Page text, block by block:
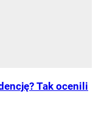
Tak ocenili